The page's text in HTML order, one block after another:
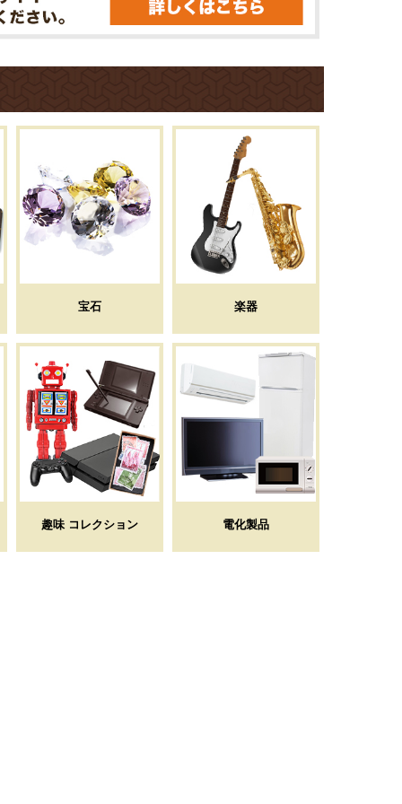
宝石 楽器
趣味 コレクション 電化製品